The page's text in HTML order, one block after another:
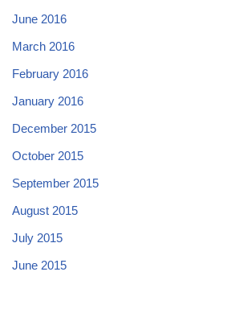
June 2016
March 2016
February 2016
January 2016
December 2015
October 2015
September 2015
August 2015
July 2015
June 2015